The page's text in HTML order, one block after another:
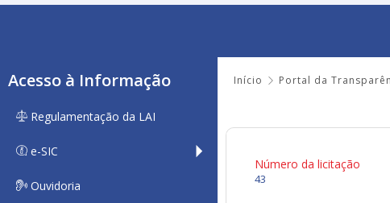
Início Portal da
Acesso à Informação
Regulamentação da LAI
e-SIC
Ouvidoria
Número da licitação
43